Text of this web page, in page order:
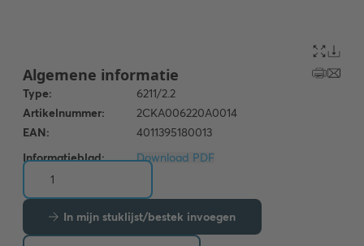
Informatieblad: Download PDF
In mijn stuklijst/bestek invoegen